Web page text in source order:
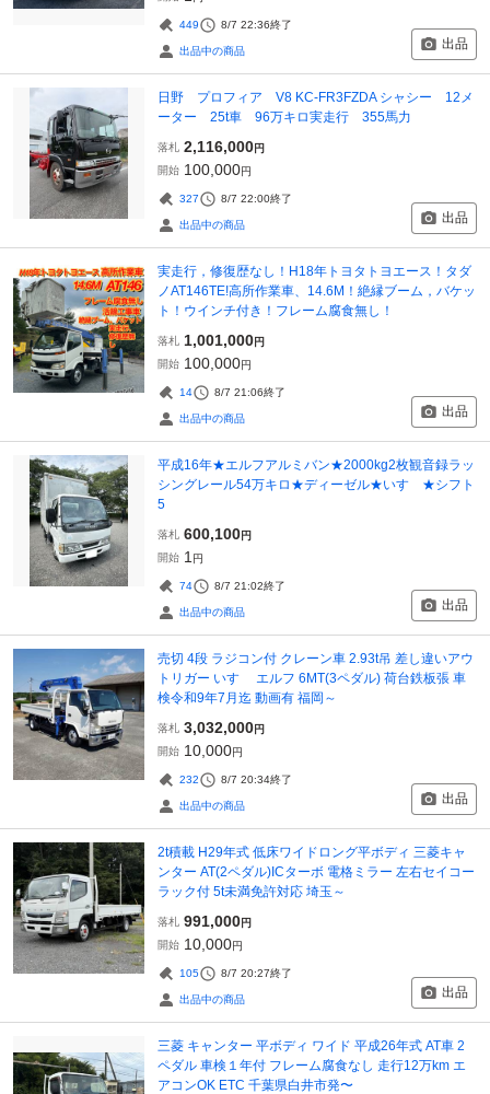
449 8/7 22:36終了
出品中の商品 出品
日野 プロフィア V8 KC-FR3FZDA シャシー 12メ
ーター 25t車 96万キロ実走行 355馬力
落札 2,116,000円
開始 100,000円
327 8/7 22:00終了
出品中の商品 出品
実走行，修復歴なし！H18年トヨタトヨエース！タダ
ノAT146TE!高所作業車、14.6M！絶縁ブーム，バケッ
ト！ウインチ付き！フレーム腐食無し！
落札 1,001,000円
開始 100,000円
14 8/7 21:06終了
出品中の商品 出品
平成16年★エルフアルミバン★2000kg2枚観音録ラッ
シングレール54万キロ★ディーゼル★いすゞ★シフト
5
落札 600,100円
開始 1 円
74 8/7 21:02終了
出品中の商品 出品
売切 4段 ラジコン付 クレーン車 2.93t吊 差し違いアウ
トリガー いすゞ エルフ 6MT(3ペダル) 荷台鉄板張 車
検令和9年7月迄 動画有 福岡～
落札 3,032,000円
開始 10,000円
232 8/7 20:34終了
出品中の商品 出品
2t積載 H29年式 低床ワイドロング平ボディ 三菱キャ
ンター AT(2ペダル)ICターボ 電格ミラー 左右セイコー
ラック付 5t未満免許対応 埼玉～
落札 991,000円
開始 10,000円
105 8/7 20:27終了
出品中の商品 出品
三菱 キャンター 平ボディ ワイド 平成26年式 AT車 2
ペダル 車検１年付 フレーム腐食なし 走行12万km エ
アコンOK ETC 千葉県白井市発〜